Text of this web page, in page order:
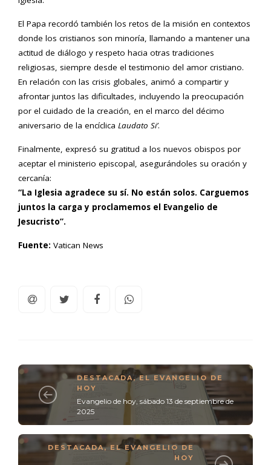
El Papa recordó también los retos de la misión en contextos
donde los cristianos son minoría, llamando a mantener una
actitud de diálogo y respeto hacia otras tradiciones
religiosas, siempre desde el testimonio del amor cristiano.
En relación con las crisis globales, animó a compartir y
afrontar juntos las dificultades, incluyendo la preocupación
por el cuidado de la creación, en el marco del décimo
aniversario de la encíclica Laudato Si’.
Finalmente, expresó su gratitud a los nuevos obispos por
aceptar el ministerio episcopal, asegurándoles su oración y
cercanía:
“La Iglesia agradece su sí. No están solos. Carguemos
juntos la carga y proclamemos el Evangelio de
Jesucristo”.
Fuente: Vatican News
DESTACADA,EL EVANGELIO DE
HOY
Evangelio de hoy, sábado 13 de septiembre de
2025
DESTACADA,EL EVANGELIO DE
HOY